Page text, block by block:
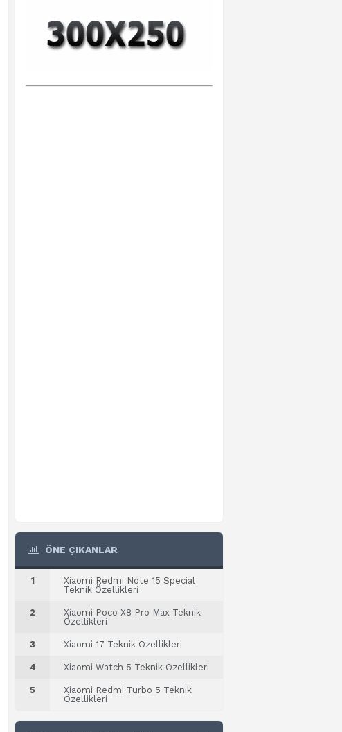
ÖNE ÇIKANLAR
1
Xiaomi Redmi Note 15 Special
Teknik Özellikleri
2
Xiaomi Poco X8 Pro Max Teknik
Özellikleri
3 Xiaomi 17 Teknik Özellikleri
4 Xiaomi Watch 5 Teknik Özellikleri
5
Xiaomi Redmi Turbo 5 Teknik
Özellikleri